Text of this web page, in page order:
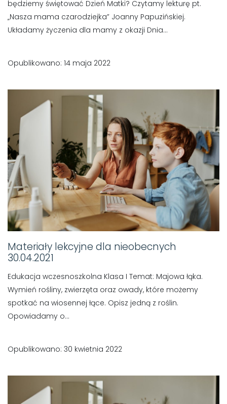
będziemy świętować Dzień Matki? Czytamy lekturę pt.
„Nasza mama czarodziejka” Joanny Papuzińskiej.
Układamy życzenia dla mamy z okazji Dnia...
Opublikowano: 14 maja 2022
Materiały lekcyjne dla nieobecnych
30.04.2021
Edukacja wczesnoszkolna Klasa I Temat: Majowa łąka.
Wymień rośliny, zwierzęta oraz owady, które możemy
spotkać na wiosennej łące. Opisz jedną z roślin.
Opowiadamy o...
Opublikowano: 30 kwietnia 2022